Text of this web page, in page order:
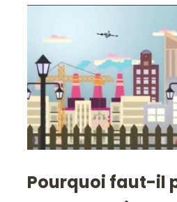
Pourquoi faut-il